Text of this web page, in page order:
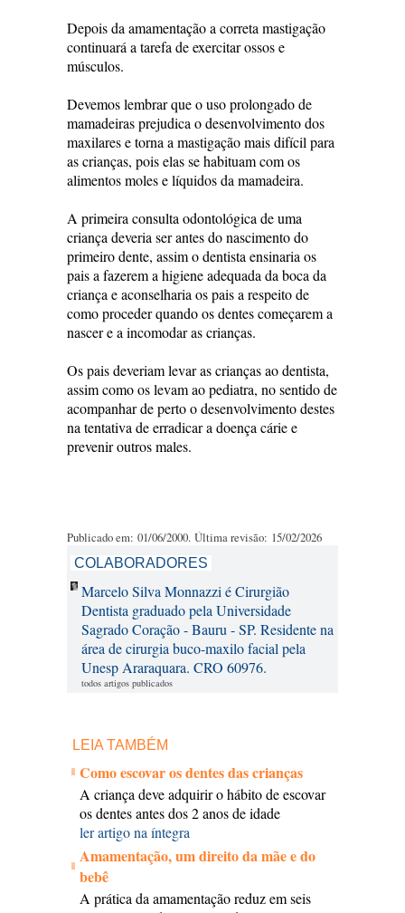
Depois da amamentação a correta mastigação
continuará a tarefa de exercitar ossos e
músculos.
Devemos lembrar que o uso prolongado de
mamadeiras prejudica o desenvolvimento dos
maxilares e torna a mastigação mais difícil para
as crianças, pois elas se habituam com os
alimentos moles e líquidos da mamadeira.
A primeira consulta odontológica de uma
criança deveria ser antes do nascimento do
primeiro dente, assim o dentista ensinaria os
pais a fazerem a higiene adequada da boca da
criança e aconselharia os pais a respeito de
como proceder quando os dentes começarem a
nascer e a incomodar as crianças.
Os pais deveriam levar as crianças ao dentista,
assim como os levam ao pediatra, no sentido de
acompanhar de perto o desenvolvimento destes
na tentativa de erradicar a doença cárie e
prevenir outros males.
Publicado em: 01/06/2000. Última revisão: 15/02/2026
COLABORADORES
Marcelo Silva Monnazzi é Cirurgião
Dentista graduado pela Universidade
Sagrado Coração - Bauru - SP. Residente na
área de cirurgia buco-maxilo facial pela
Unesp Araraquara. CRO 60976.
todos artigos publicados
LEIA TAMBÉM
Como escovar os dentes das crianças
A criança deve adquirir o hábito de escovar
os dentes antes dos 2 anos de idade
ler artigo na íntegra
Amamentação, um direito da mãe e do
bebê
A prática da amamentação reduz em seis